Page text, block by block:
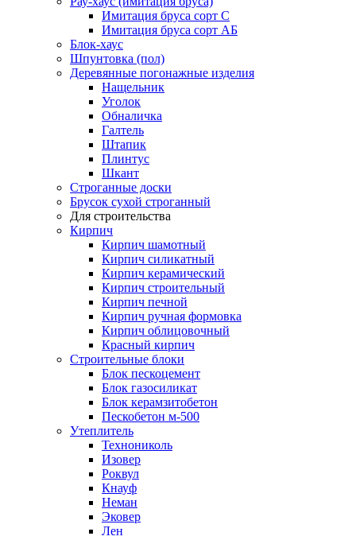
Имитация бруса сорт С
Имитация бруса сорт АБ
Блок-хаус
Шпунтовка (пол)
Деревянные погонажные изделия
Нащельник
Уголок
Обналичка
Галтель
Штапик
Плинтус
Шкант
Строганные доски
Брусок сухой строганный
Для строительства
Кирпич
Кирпич шамотный
Кирпич силикатный
Кирпич керамический
Кирпич строительный
Кирпич печной
Кирпич ручная формовка
Кирпич облицовочный
Красный кирпич
Строительные блоки
Блок пескоцемент
Блок газосиликат
Блок керамзитобетон
Пескобетон м-500
Утеплитель
Технониколь
Изовер
Роквул
Кнауф
Неман
Эковер
Лен